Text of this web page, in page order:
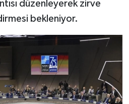
düzenleyerek zirve
bekleniyor.